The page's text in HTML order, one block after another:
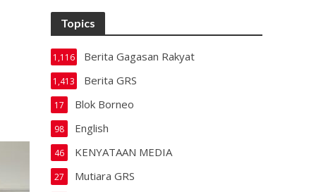
Topics
Berita Gagasan Rakyat
1,116
Berita GRS
1,413
Blok Borneo
17
English
98
KENYATAAN MEDIA
46
Mutiara GRS
27